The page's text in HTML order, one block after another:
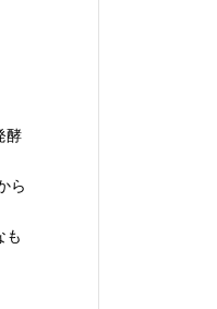
酵
ら
も